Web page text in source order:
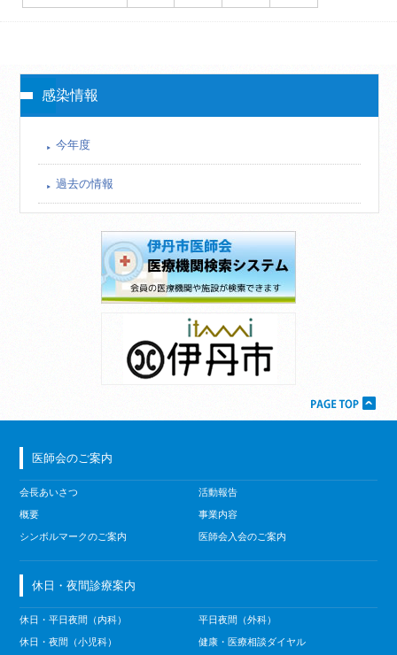
感染情報
今年度
過去の情報
医師会のご案内
会長あいさつ
概要
シンボルマークのご案内
活動報告
事業内容
医師会入会のご案内
休日・夜間診療案内
休日・平日夜間（内科）
休日・夜間（小児科）
平日夜間（外科）
健康・医療相談ダイヤル